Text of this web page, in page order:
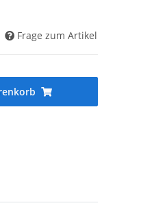
Frage zum Artikel